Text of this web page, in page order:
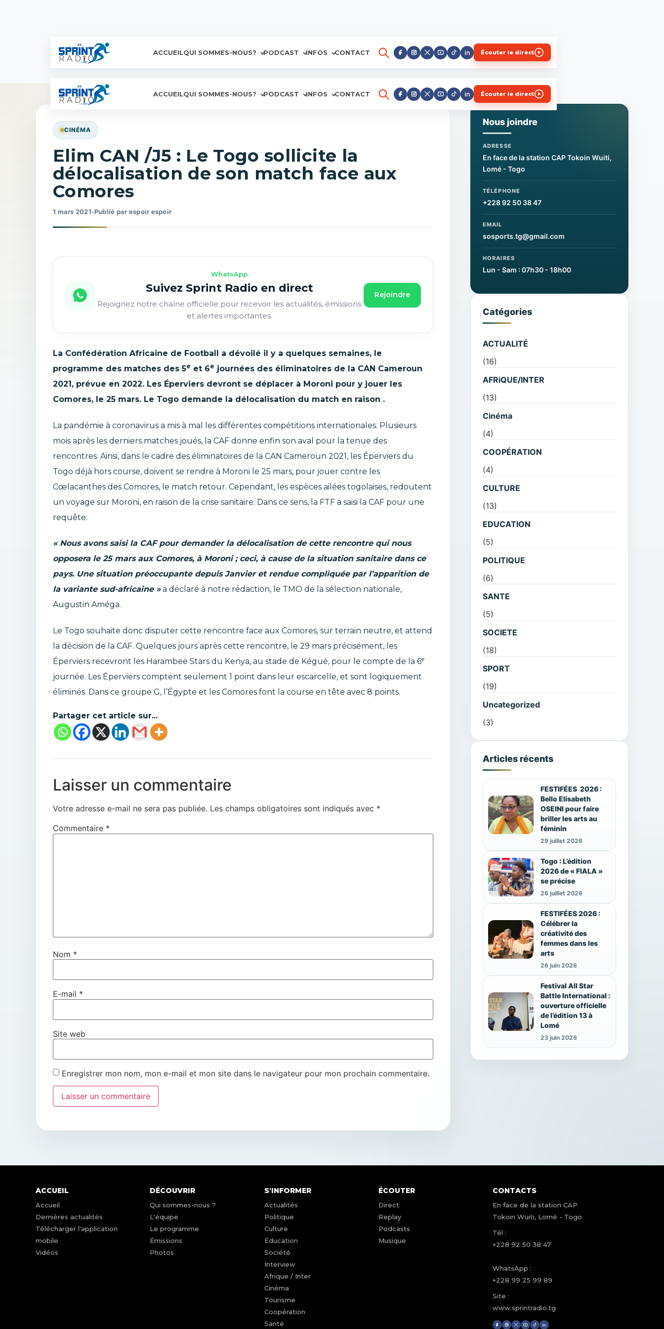
ACCUEILQUI SOMMES-NOUS? PODCAST INFOS CONTACT Écouter le direct
ACCUEILQUI SOMMES-NOUS? PODCAST INFOS CONTACT Écouter le direct
CINÉMA
Elim CAN /J5 : Le Togo sollicite la
délocalisation de son match face aux
Comores
1 mars 2021 Publié par espoir espoir
WhatsApp
Suivez Sprint Radio en direct
Rejoignez notre chaîne officielle pour recevoir les actualités, émissions
et alertes importantes.
Rejoindre
La Confédération Africaine de Football a dévoilé il y a quelques semaines, le
programme des matches des 5e et 6e journées des éliminatoires de la CAN Cameroun
2021, prévue en 2022. Les Éperviers devront se déplacer à Moroni pour y jouer les
Comores, le 25 mars. Le Togo demande la délocalisation du match en raison .
La pandémie à coronavirus a mis à mal les différentes compétitions internationales. Plusieurs
mois après les derniers matches joués, la CAF donne enfin son aval pour la tenue des
rencontres. Ainsi, dans le cadre des éliminatoires de la CAN Cameroun 2021, les Éperviers du
Togo déjà hors course, doivent se rendre à Moroni le 25 mars, pour jouer contre les
Cœlacanthes des Comores, le match retour. Cependant, les espèces ailées togolaises, redoutent
un voyage sur Moroni, en raison de la crise sanitaire. Dans ce sens, la FTF a saisi la CAF pour une
requête:
« Nous avons saisi la CAF pour demander la délocalisation de cette rencontre qui nous
opposera le 25 mars aux Comores, à Moroni ; ceci, à cause de la situation sanitaire dans ce
pays. Une situation préoccupante depuis Janvier et rendue compliquée par l’apparition de
la variante sud-africaine »a déclaré à notre rédaction, le TMO de la sélection nationale,
Augustin Améga.
Le Togo souhaite donc disputer cette rencontre face aux Comores, sur terrain neutre, et attend
la décision de la CAF. Quelques jours après cette rencontre, le 29 mars précisément, les
Éperviers recevront les Harambee Stars du Kenya, au stade de Kégué, pour le compte de la 6e
journée. Les Éperviers comptent seulement 1 point dans leur escarcelle, et sont logiquement
éliminés. Dans ce groupe G, l’Égypte et les Comores font la course en tête avec 8 points.
Partager cet article sur...
Laisser un commentaire
Votre adresse e-mail ne sera pas publiée. Les champs obligatoires sont indiqués avec *
Commentaire *
Nom *
E-mail *
Site web
Enregistrer mon nom, mon e-mail et mon site dans le navigateur pour mon prochain commentaire.
Nous joindre
ADRESSE
En face de la station CAP Tokoin Wuiti,
Lomé - Togo
TÉLÉPHONE
+228 92 50 38 47
EMAIL
sosports.tg@gmail.com
HORAIRES
Lun - Sam : 07h30 - 18h00
Catégories
ACTUALITÉ
(16)
AFRiQUE/INTER
(13)
Cinéma
(4)
COOPÉRATION
(4)
CULTURE
(13)
EDUCATION
(5)
POLITIQUE
(6)
SANTE
(5)
SOCIETE
(18)
SPORT
(19)
Uncategorized
(3)
Articles récents
FESTIFÉES 2026 :
Bello Elisabeth
OSEINI pour faire
briller les arts au
féminin
29 juillet 2026
Togo : L’édition
2026 de « FIALA »
se précise
26 juillet 2026
FESTIFÉES 2026 :
Célébrer la
créativité des
femmes dans les
arts
26 juin 2026
Festival All Star
Battle International :
ouverture officielle
de l’édition 13 à
Lomé
23 juin 2026
ACCUEIL
Accueil
Dernières actualités
Télécharger l'application
mobile
Vidéos
DÉCOUVRIR
Qui sommes-nous ?
L'équipe
Le programme
Émissions
Photos
S'INFORMER
Actualités
Politique
Culture
Éducation
Société
Interview
Afrique / Inter
Cinéma
Tourisme
Coopération
Santé
ÉCOUTER
Direct
Replay
Podcasts
Musique
CONTACTS
En face de la station CAP
Tokoin Wuiti, Lomé - Togo
Tél :
+228 92 50 38 47
WhatsApp :
+228 99 25 99 89
Site :
www.sprintradio.tg